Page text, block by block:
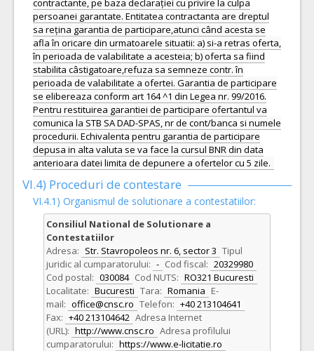
contractante, pe baza declarației cu privire la culpa
persoanei garantate. Entitatea contractanta are dreptul
sa rețina garantia de participare,atunci când acesta se
afla în oricare din urmatoarele situatii: a) si-a retras oferta,
în perioada de valabilitate a acesteia; b) oferta sa fiind
stabilita câstigatoare,refuza sa semneze contr. în
perioada de valabilitate a ofertei. Garantia de participare
se elibereaza conform art 164 ^1 din Legea nr. 99/2016.
Pentru restituirea garantiei de participare ofertantul va
comunica la STB SA DAD-SPAS, nr de cont/banca si numele
procedurii. Echivalenta pentru garantia de participare
depusa in alta valuta se va face la cursul BNR din data
anterioara datei limita de depunere a ofertelor cu 5 zile.
VI.4) Proceduri de contestare
VI.4.1) Organismul de solutionare a contestatiilor:
Consiliul National de Solutionare a
Contestatiilor
Adresa: Str. Stavropoleos nr. 6, sector 3 Tipul
juridic al cumparatorului: - Cod fiscal: 20329980
Cod postal: 030084 Cod NUTS: RO321 Bucuresti
Localitate: Bucuresti Tara: Romania E-
mail: office@cnsc.ro Telefon: +40 213104641
Fax: +40 213104642 Adresa Internet
(URL): http://www.cnsc.ro Adresa profilului
cumparatorului: https://www.e-licitatie.ro